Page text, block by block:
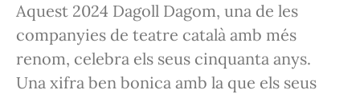
Aquest 2024 Dagoll Dagom, una de les
companyies de teatre català amb més
renom, celebra els seus cinquanta anys.
Una xifra ben bonica amb la que els seus